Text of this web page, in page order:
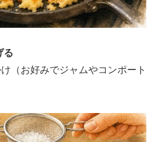
る
（お好みでジャムやコンポート